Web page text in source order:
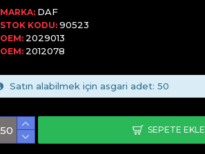
MARKA: DAF
STOK KODU: 90523
OEM: 2029013
OEM: 2012078
SEPETE EKLE
Satın alabilmek için asgari adet: 50